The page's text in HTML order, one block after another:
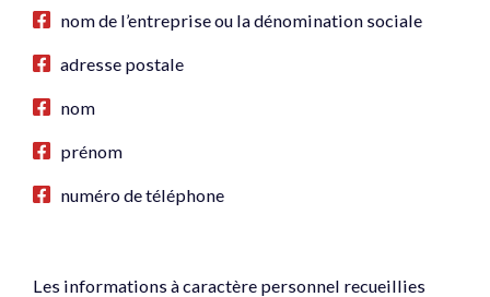
nom de l’entreprise ou la dénomination sociale
adresse postale
nom
prénom
numéro de téléphone
Les informations à caractère personnel recueillies